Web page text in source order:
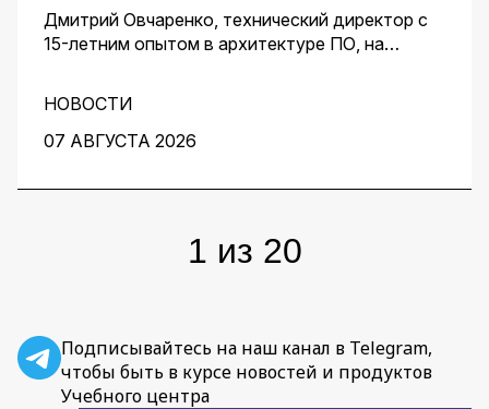
Дмитрий Овчаренко, технический директор с
15-летним опытом в архитектуре ПО, на
кондитеров — показал, как ИИ помогает
архитектору ускорить работу на всех этапах:
от чистого листа до готовых артефактов для
НОВОСТИ
07 АВГУСТА 2026
1 из 20
Подписывайтесь на наш канал в Telegram,
чтобы быть в курсе новостей и продуктов
Учебного центра